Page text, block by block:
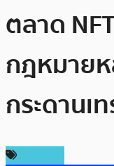
ตลาด
กฎหมาย
กระดานเ